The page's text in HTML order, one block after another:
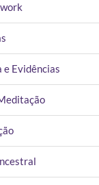
e Evidências